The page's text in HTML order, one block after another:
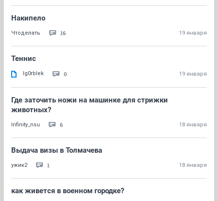
Накипело
Чтоделaть 16 19 января
Теннис
Ig0rblek 0 19 января
Где заточить ножи на машинке для стрижки
животных?
Infinity_nsu 6 18 января
Выдача визы в Толмачева
ужик2 1 18 января
как живется в военном городке?